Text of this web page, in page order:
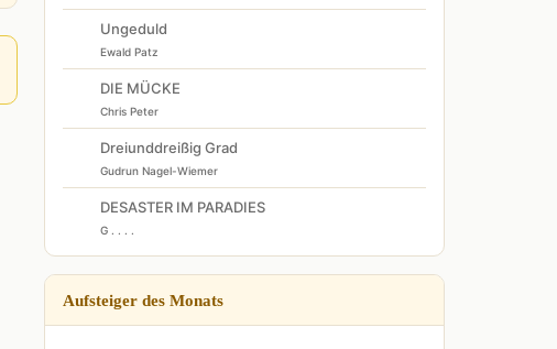
Ungeduld
Ewald Patz
DIE MÜCKE
Chris Peter
Dreiunddreißig Grad
Gudrun Nagel-Wiemer
DESASTER IM PARADIES
G . . . .
Aufsteiger des Monats